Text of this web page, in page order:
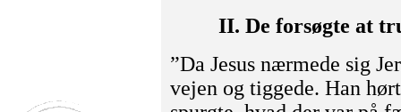
II. De forsøgte at
”Da Jesus nærmede sig
vejen og tiggede. Han